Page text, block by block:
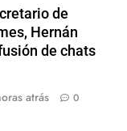
de
Hernán
de chats
atrás 0